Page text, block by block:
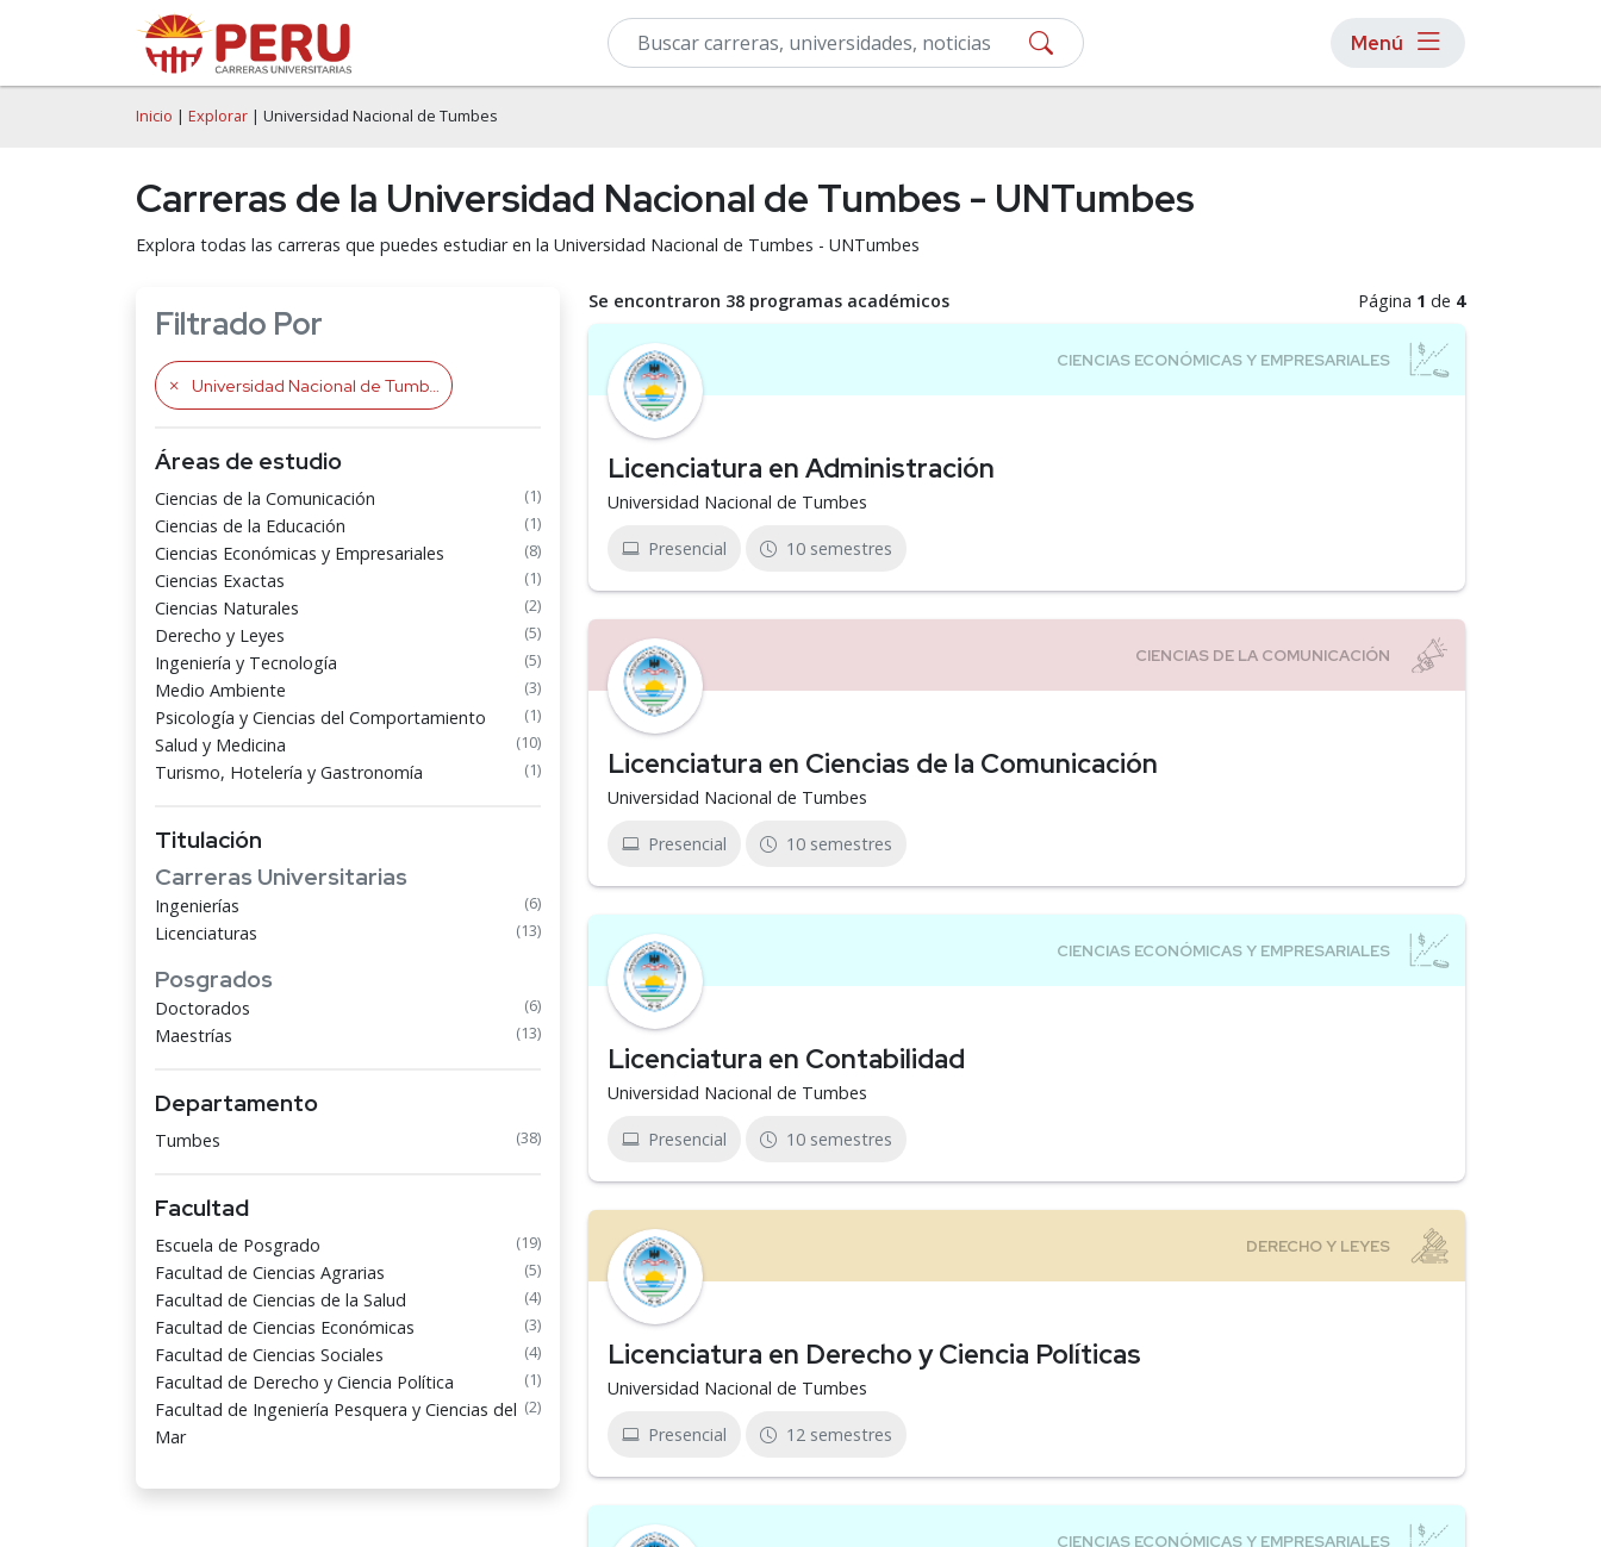
Menú
Inicio | Explorar | Universidad Nacional de Tumbes
Carreras de la Universidad Nacional de Tumbes - UNTumbes
Explora todas las carreras que puedes estudiar en la Universidad Nacional de Tumbes - UNTumbes
Filtrado Por
Universidad Nacional de Tumbes
Áreas de estudio
Ciencias de la Comunicación (1)
Ciencias de la Educación (1)
Ciencias Económicas y Empresariales (8)
Ciencias Exactas (1)
Ciencias Naturales (2)
Derecho y Leyes (5)
Ingeniería y Tecnología (5)
Medio Ambiente (3)
Psicología y Ciencias del Comportamiento (1)
Salud y Medicina (10)
Turismo, Hotelería y Gastronomía (1)
Titulación
Carreras Universitarias
Ingenierías (6)
Licenciaturas (13)
Posgrados
Doctorados (6)
Maestrías (13)
Departamento
Tumbes (38)
Facultad
Escuela de Posgrado (19)
Facultad de Ciencias Agrarias (5)
Facultad de Ciencias de la Salud (4)
Facultad de Ciencias Económicas (3)
Facultad de Ciencias Sociales (4)
Facultad de Derecho y Ciencia Política (1)
Facultad de Ingeniería Pesquera y Ciencias del
Mar
(2)
Se encontraron 38 programas académicos Página 1 de 4
Licenciatura en Administración
Universidad Nacional de Tumbes
Presencial 10 semestres
Licenciatura en Ciencias de la Comunicación
Universidad Nacional de Tumbes
Presencial 10 semestres
Licenciatura en Contabilidad
Universidad Nacional de Tumbes
Presencial 10 semestres
Licenciatura en Derecho y Ciencia Políticas
Universidad Nacional de Tumbes
Presencial 12 semestres